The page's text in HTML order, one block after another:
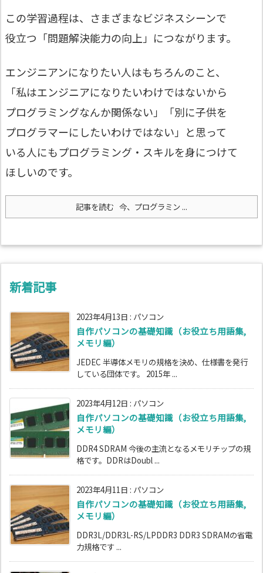
この学習過程は、さまざまなビジネスシーンで
役立つ「問題解決能力の向上」につながります。
エンジニアンになりたい人はもちろんのこと、
「私はエンジニアになりたいわけではないから
プログラミングなんか関係ない」「別に子供を
プログラマーにしたいわけではない」と思って
いる人にもプログラミング・スキルを身につけて
ほしいのです。
記事を読む 今、プログラミン ...
新着記事
2023年4月13日 : パソコン
自作パソコンの基礎知識（お役立ち用語集,
メモリ編）
JEDEC 半導体メモリの規格を決め、仕様書を発行
している団体です。 2015年 ...
2023年4月12日 : パソコン
自作パソコンの基礎知識（お役立ち用語集,
メモリ編）
DDR4 SDRAM 今後の主流となるメモリチップの規
格です。DDRはDoubl ...
2023年4月11日 : パソコン
自作パソコンの基礎知識（お役立ち用語集,
メモリ編）
DDR3L/DDR3L-RS/LPDDR3 DDR3 SDRAMの省電
力規格です ...